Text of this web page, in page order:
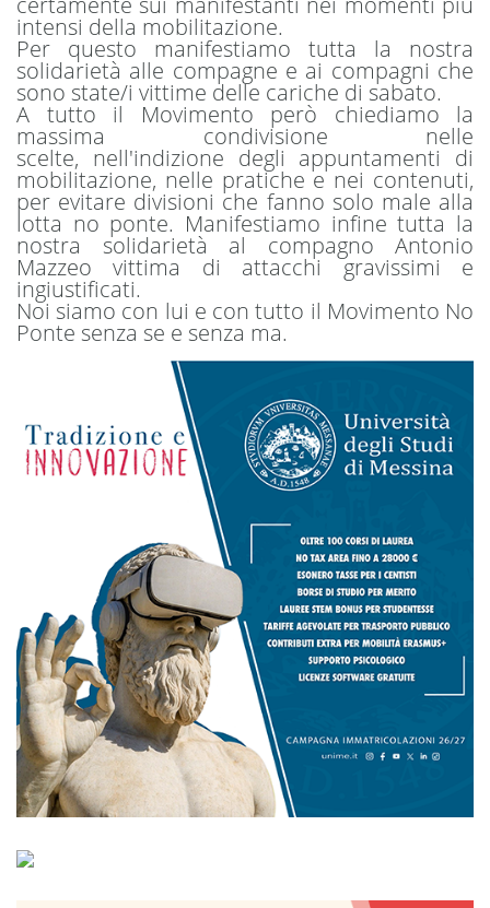
intensi della mobilitazione.
Per questo manifestiamo tutta la nostra
solidarietà alle compagne e ai compagni che
sono state/i vittime delle cariche di sabato.
A tutto il Movimento però chiediamo la
massima condivisione nelle
scelte, nell'indizione degli appuntamenti di
mobilitazione, nelle pratiche e nei contenuti,
per evitare divisioni che fanno solo male alla
lotta no ponte. Manifestiamo infine tutta la
nostra solidarietà al compagno Antonio
Mazzeo vittima di attacchi gravissimi e
ingiustificati.
Noi siamo con lui e con tutto il Movimento No
Ponte senza se e senza ma.